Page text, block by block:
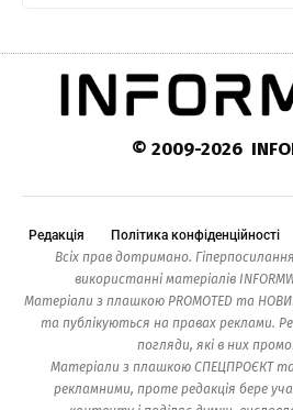
© 2009-2026
Редакція Політика конфіденційності
Всіх прав дотримано.
використанні матеріалів
Матеріали з плашкою PROMOTED та
та публікуються на правах реклами.
погляди, які в них
Матеріали з плашкою СПЕЦПРОЄКТ
рекламними, проте редакція бере